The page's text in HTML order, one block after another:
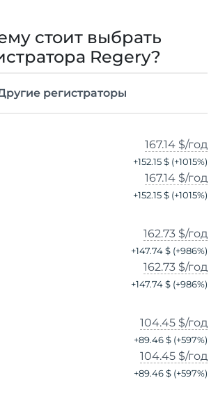
стоит выбрать
Regery?
регистраторы
167.14 $/год
+152.15 $ (+1015%)
167.14 $/год
+152.15 $ (+1015%)
162.73 $/год
+147.74 $ (+986%)
162.73 $/год
+147.74 $ (+986%)
104.45 $/год
+89.46 $ (+597%)
104.45 $/год
+89.46 $ (+597%)